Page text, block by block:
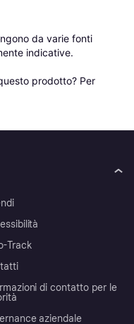
da varie fonti
indicative.
prodotto? Per
Track
di contatto per le
aziendale